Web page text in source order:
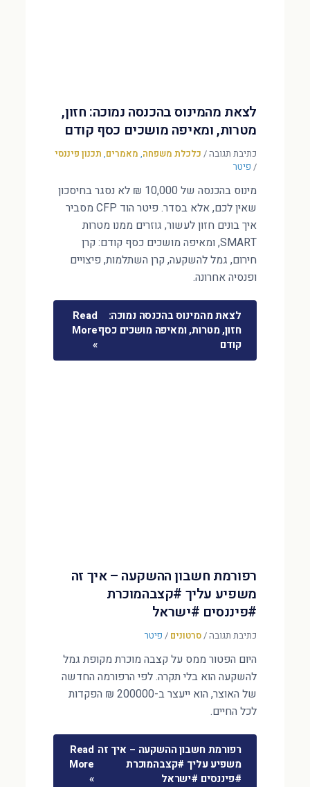
לצאת מהמינוס בהכנסה נמוכה: חזון,
מטרות, ומאיפה מושכים כסף קודם
כתיבת תגובה/ כלכלת משפחה, מאמרים, תכנון פיננסי
/ פיטר
מינוס בהכנסה של 10,000 ₪ לא נסגר בחיסכון
שאין לכם, אלא בסדר. פיטר הוד CFP מסביר
איך בונים חזון לעשור, גוזרים ממנו מטרות
SMART, ומאיפה מושכים כסף קודם: קרן
חירום, גמל להשקעה, קרן השתלמות, פיצויים
ופנסיה אחרונה.
לצאת מהמינוס בהכנסה נמוכה:
חזון, מטרות, ומאיפה מושכים כסף
קודם
Read
More
»
רפורמת חשבון ההשקעה – איך זה
משפיע עליך #קצבהמוכרת
#פיננסים #ישראל
כתיבת תגובה/סרטונים / פיטר
היום הפטור ממס על קצבה מוכרת מקופת גמל
להשקעה הוא בלי תקרה. לפי הרפורמה החדשה
של האוצר, הוא ייעצר ב-200000 ₪ הפקדות
לכל החיים.
רפורמת חשבון ההשקעה – איך זה
משפיע עליך #קצבהמוכרת
#פיננסים #ישראל
Read
More
»